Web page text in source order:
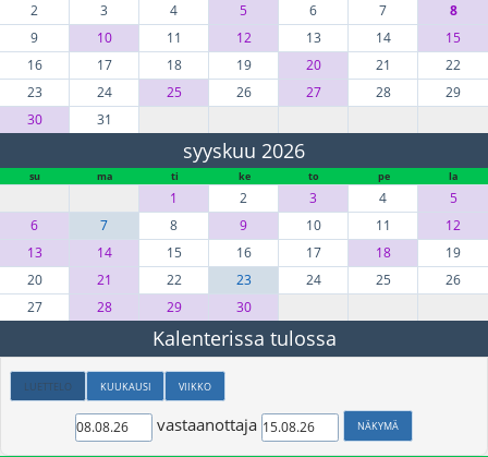
2
3 4 5 6 7
8
9
10 11 12 13 14
15
16
17 18 19 20 21
22
23
24 25 26 27 28
29
30
31
syyskuu 2026
su ma ti ke to pe la
1 2 3 4
5
6
7 8 9 10 11
12
13
14 15 16 17 18
19
20
21 22 23 24 25
26
27
28 29 30
Kalenterissa tulossa
LUETTELO KUUKAUSI VIIKKO
vastaanottaja